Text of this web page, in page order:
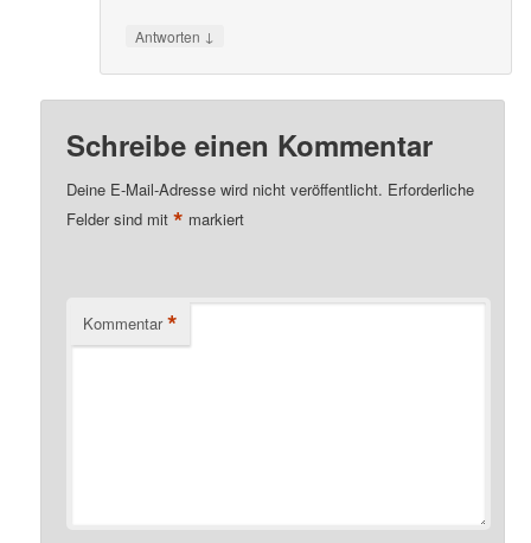
Antworten ↓
Schreibe einen Kommentar
Deine E-Mail-Adresse wird nicht veröffentlicht. Erforderliche
Felder sind mit* markiert
Kommentar *